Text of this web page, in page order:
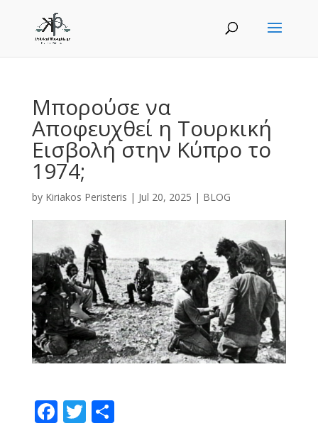
Μπορούσε να
Αποφευχθεί η Τουρκική
Εισβολή στην Κύπρο το
1974;
by Kiriakos Peristeris | Jul 20, 2025 | BLOG
F T S